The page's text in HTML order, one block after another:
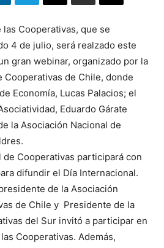
las Cooperativas, que se
4 de julio, será realzado este
gran webinar, organizado por la
Cooperativas de Chile, donde
Economía, Lucas Palacios; el
Eduardo Gárate
la Asociación Nacional de
de Cooperativas participará con
difundir el Día Internacional.
de la Asociación
de Chile y Presidente de la
del Sur invitó a participar en
Cooperativas. Además,